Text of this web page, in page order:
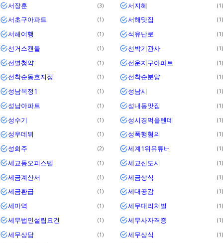
서장훈 3 서지혜 1
서초구아파트 1 서해맛집 1
서해여행 1 석유난로 1
선거스캔들 1 선박기관사 1
선별청약 1 선운지구아파트 1
선착순동호지정 1 선착순분양 1
성남복정1 1 성남시 1
성남아파트 1 성내동맛집 1
성수기 1 성시경먹을텐데 1
성우데뷔 1 성폭행혐의 1
성희주 2 세계1위유튜버 1
세교동오피스텔 1 세교신도시 1
세금계산서 1 세금상식 1
세금환급 1 세대공감 1
세마역 1 세무대리처벌 1
세무법인설립요건 1 세무사자격증 1
세무상담 1 세무상식 1